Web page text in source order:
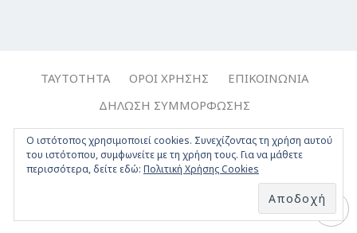
ΤΑΥΤΌΤΗΤΑ ΌΡΟΙ ΧΡΉΣΗΣ
ΕΠΙΚΟΙΝΩΝΊΑ
ΔΉΛΩΣΗ ΣΥΜΜΌΡΦΩΣΗΣ
Copyright © 2017-2026, Travelgirl.gr | All rights reserved.
Crafted byApptime.
Youtube
Ο ιστότοπος χρησιμοποιεί cookies. Συνεχίζοντας τη χρήση αυτού
του ιστότοπου, συμφωνείτε με τη χρήση τους. Για να μάθετε
περισσότερα, δείτε εδώ: Πολιτική Χρήσης Cookies